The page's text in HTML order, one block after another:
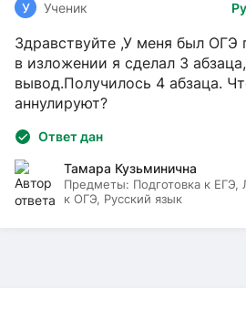
У Ученик
Здравствуйте ,У меня был ОГЭ
в изложении я сделал 3
вывод.Получилось 4 абзаца.
аннулируют?
Ответ дан
Тамара Кузьминична
Предметы: Подготовка к ЕГЭ,
к ОГЭ, Русский язык